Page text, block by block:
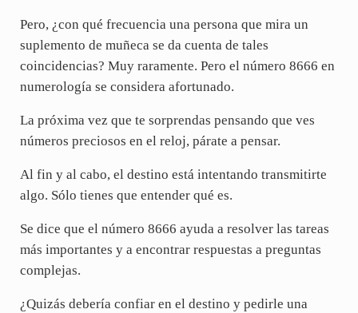
Pero, ¿con qué frecuencia una persona que mira un
suplemento de muñeca se da cuenta de tales
coincidencias? Muy raramente. Pero el número 8666 en
numerología se considera afortunado.
La próxima vez que te sorprendas pensando que ves
números preciosos en el reloj, párate a pensar.
Al fin y al cabo, el destino está intentando transmitirte
algo. Sólo tienes que entender qué es.
Se dice que el número 8666 ayuda a resolver las tareas
más importantes y a encontrar respuestas a preguntas
complejas.
¿Quizás debería confiar en el destino y pedirle una